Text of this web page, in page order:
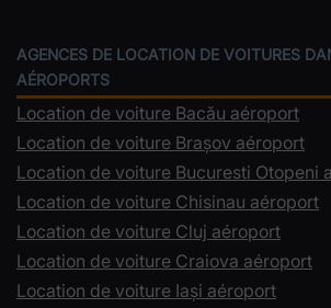
AGENCES DE LOCATION DE VOITURES
AÉROPORTS
Location de voiture Bacău aéroport
Location de voiture Brașov aéroport
Location de voiture Bucuresti Otopeni
Location de voiture Chisinau aéroport
Location de voiture Cluj aéroport
Location de voiture Craiova aéroport
Location de voiture Iași aéroport